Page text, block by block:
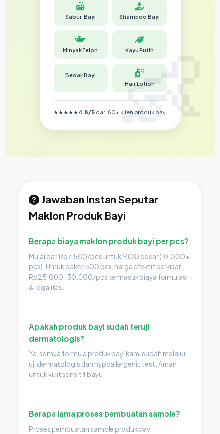
Sabun Bayi Shampoo Bayi
Minyak Telon Kayu Putih
Bedak Bayi
Hair Lotion
★★★★★4.8/5dari 80+ klien produk bayi
Jawaban Instan Seputar
Maklon Produk Bayi
Berapa biaya maklon produk bayi per pcs?
Mulai dari Rp7.500/pcs untuk MOQ besar (10.000+
pcs). Untuk paket 500 pcs, harga efektif berkisar
Rp25.000-30.000/pcs termasuk biaya formulasi
& legalitas.
Apakah produk bayi sudah teruji
dermatologis?
Ya, semua formula produk bayi kami sudah melalui
uji dermatologis dan hypoallergenic test. Aman
untuk kulit sensitif bayi.
Berapa lama proses pembuatan sample?
Proses pembuatan sample produk bayi